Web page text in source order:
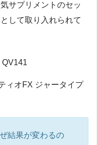
サプリメントのセッ
して取り入れられて
QV141
ィオFX ジャータイプ
結果が変わるの